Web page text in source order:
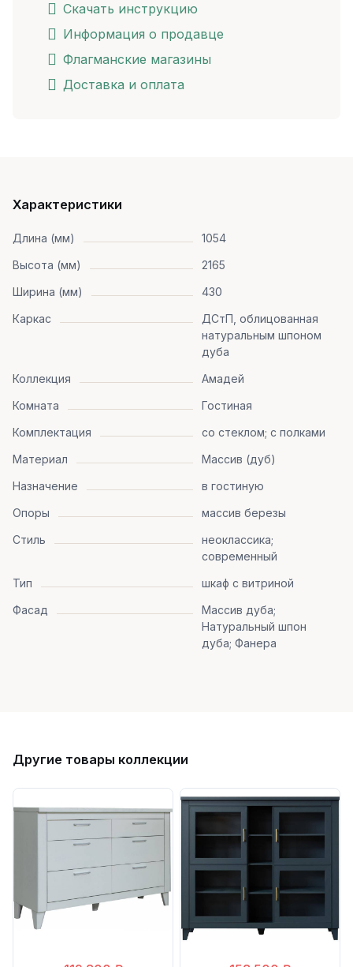
Скачать инструкцию
Информация о продавце
Флагманские магазины
Доставка и оплата
Характеристики
Длина (мм)
1054
Высота (мм)
2165
Ширина (мм)
430
Каркас
ДСтП, облицованная
натуральным шпоном
дуба
Коллекция
Амадей
Комната
Гостиная
Комплектация
со стеклом; с полками
Материал
Массив (дуб)
Назначение
в гостиную
Опоры
массив березы
Стиль
неоклассика;
современный
Тип
шкаф с витриной
Фасад
Массив дуба;
Натуральный шпон
дуба; Фанера
Другие товары коллекции